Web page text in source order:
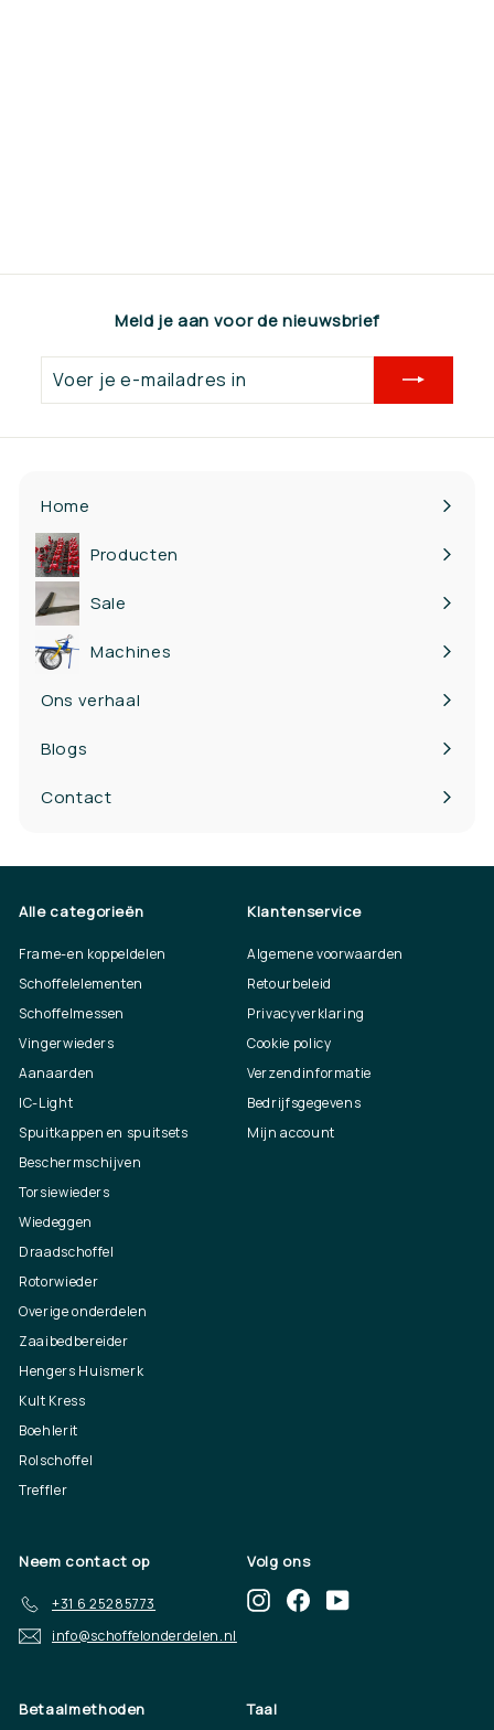
,
Meld je aan voor de nieuwsbrief
je
mailadres
Home
Producten
Bekijk
submenu
Sale
Machines
Ons verhaal
Blogs
Contact
Alle categorieën
Frame-en koppeldelen
Schoffelelementen
Schoffelmessen
Vingerwieders
Aanaarden
IC-Light
Spuitkappen en spuitsets
Beschermschijven
Torsiewieders
Wiedeggen
Draadschoffel
Rotorwieder
Overige onderdelen
Zaaibedbereider
Hengers Huismerk
Kult Kress
Boehlerit
Rolschoffel
Treffler
Klantenservice
Algemene voorwaarden
Retourbeleid
Privacyverklaring
Cookie policy
Verzendinformatie
Bedrijfsgegevens
Mijn account
Neem contact op
+31 6 25285773
info@schoffelonderdelen.nl
Volg ons
InstagramFacebook
Betaalmethoden Taal